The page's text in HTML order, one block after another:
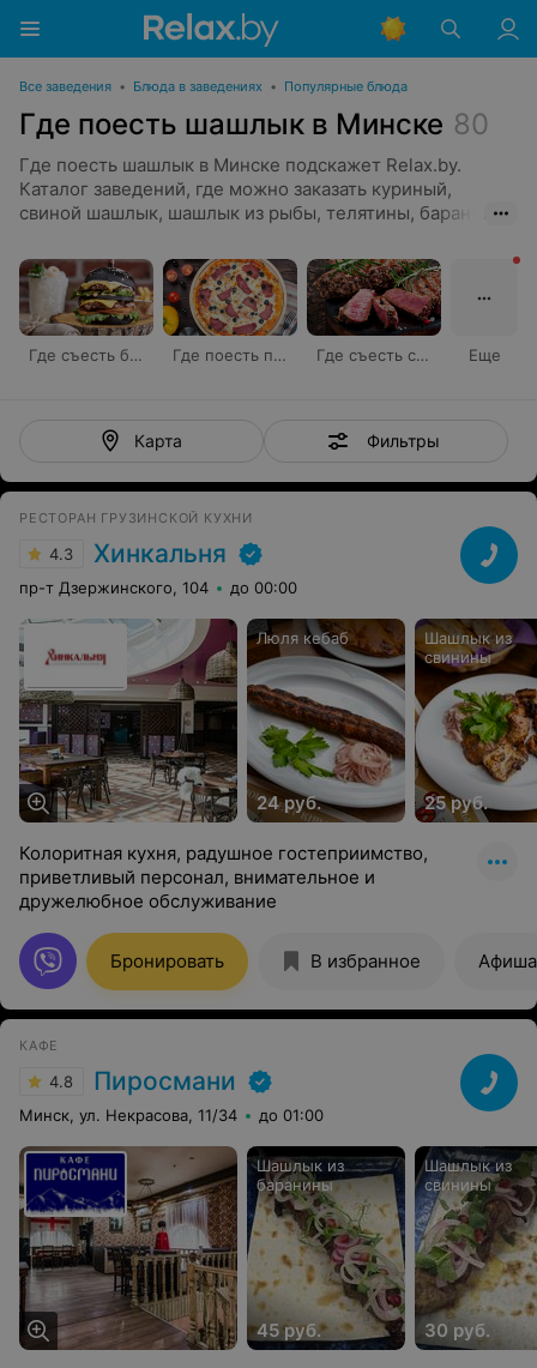
Все заведения • Блюда в заведениях • Популярные блюда
Где поесть шашлык в Минске 80
Где поесть шашлык в Минске подскажет Relax.by.
Каталог заведений, где можно заказать куриный,
свиной шашлык, шашлык из рыбы, телятины, баранины
карте вы найдете кафе и шашлычные рядом с домом, а
в меню сможете выбрать блюдо по фото, а в описании
увидеть вес порции и состав блюда. В предложениях
заведений указан тип блюда, дополнения в виде соуса
или салата с гарниром, цена. Вы также можете узнать
Где съесть бургер Где поесть пиццу Где съесть стейк Еще
Карта Фильтры
РЕСТОРАН ГРУЗИНСКОЙ КУХНИ
4.3 Хинкальня
пр-т Дзержинского, 104 до 00:00
Люля кебаб
24 руб.
Шашлык из
свинины
25 руб.
Колоритная кухня, радушное гостеприимство,
приветливый персонал, внимательное и
дружелюбное обслуживание
Бронировать В избранное Афиша
КАФЕ
4.8 Пиросмани
Минск, ул. Некрасова, 11/34 до 01:00
Шашлык из
баранины
45 руб.
Шашлык из
свинины
30 руб.